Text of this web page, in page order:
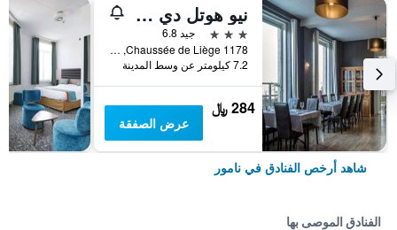
نيو هوتل دي لايفز
3 نجوم
جيد 6.8
Chaussée de Liège 1178, نامور, بلجيكا
7.2 كيلومتر عن وسط المدينة
284 ﷼
عرض الصفقة
شاهد أرخص الفنادق في نامور
الفنادق الموصى بها